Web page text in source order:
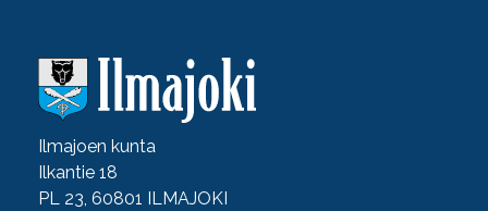
Ilmajoen kunta
Ilkantie 18
PL 23, 60801 ILMAJOKI